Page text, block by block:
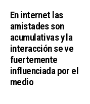
En internet las
amistades son
acumulativas y la
interacción se ve
fuertemente
influenciada por el
medio